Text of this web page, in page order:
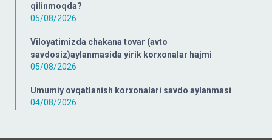
qilinmoqda?
05/08/2026
Viloyatimizda chakana tovar (avto
savdosiz)aylanmasida yirik korxonalar hajmi
05/08/2026
Umumiy ovqatlanish korxonalari savdo aylanmasi
04/08/2026